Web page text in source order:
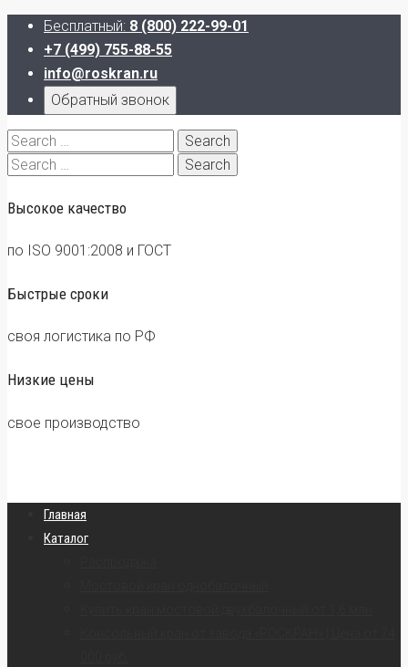
Бесплатный: 8 (800) 222-99-01
+7 (499) 755-88-55
info@roskran.ru
Обратный звонок
Search
for:
Search
Высокое качество
по ISO 9001:2008 и ГОСТ
Быстрые сроки
своя логистика по РФ
Низкие цены
свое производство
Главная
Каталог